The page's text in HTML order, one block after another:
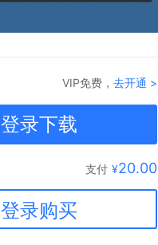
VIP免费，去开通 >
登录下载
支付 ¥20.00
登录购买